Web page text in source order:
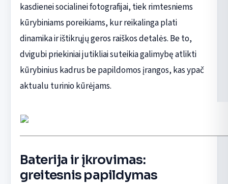
kasdienei socialinei fotografijai, tiek rimtesniems
kūrybiniams poreikiams, kur reikalinga plati
dinamika ir ištikrųjų geros raiškos detalės. Be to,
dvigubi priekiniai jutikliai suteikia galimybę atlikti
kūrybinius kadrus be papildomos įrangos, kas ypač
aktualu turinio kūrėjams.
Baterija ir įkrovimas:
greitesnis papildymas